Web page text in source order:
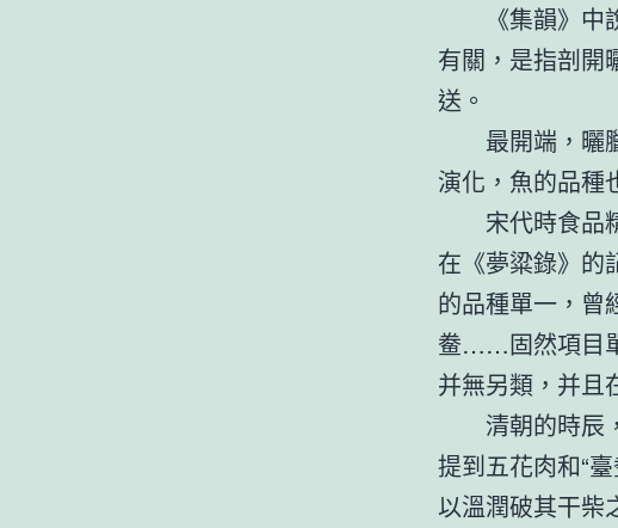
《集韻》
有關，是指剖開
送。
最開端，曬
演化，魚的品種
宋代時食品
在《夢粱錄》的
的品種單一，曾
鲞……固然項目
并無另類，并且
清朝的時辰
提到五花肉和“
以溫潤破其干柴